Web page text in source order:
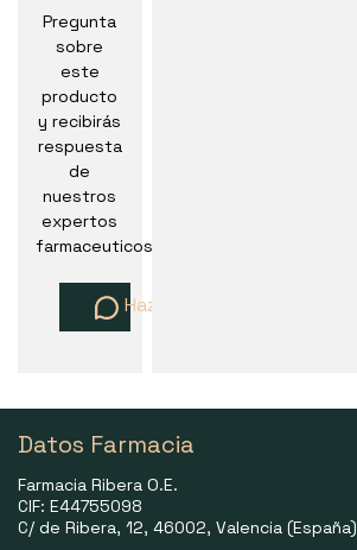
Pregunta
sobre
este
producto
y recibirás
respuesta
de
nuestros
expertos
farmaceuticos
Haz una pregunta
Datos Farmacia
Farmacia Ribera O.E.
CIF: E44755098
C/ de Ribera, 12, 46002, Valencia (España)